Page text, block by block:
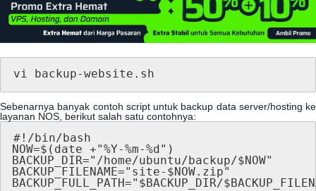
vi backup-website . sh
Sebenarnya banyak contoh script untuk backup data server/hosting ke
layanan NOS berikut salah satu contohnya:
# ! / bin/ bash
NOW=$ ( date +"%Y-%m-%d " )
BACKUP_DIR=" / home/ubuntu/ backup/$NOW"
BACKUP_FILENAME=" site- $NOW. zip"
BACKUP_FULL_PATH=" $ BACKUP_DIR/$